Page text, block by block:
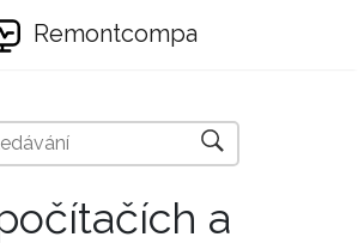
Remontcompa
a